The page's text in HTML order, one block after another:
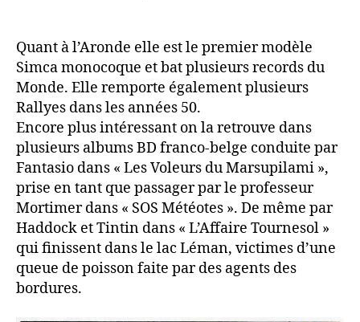
Quant à l’Aronde elle est le premier modèle
Simca monocoque et bat plusieurs records du
Monde. Elle remporte également plusieurs
Rallyes dans les années 50.
Encore plus intéressant on la retrouve dans
plusieurs albums BD franco-belge conduite par
Fantasio dans « Les Voleurs du Marsupilami »,
prise en tant que passager par le professeur
Mortimer dans « SOS Météotes ». De même par
Haddock et Tintin dans « L’Affaire Tournesol »
qui finissent dans le lac Léman, victimes d’une
queue de poisson faite par des agents des
bordures.